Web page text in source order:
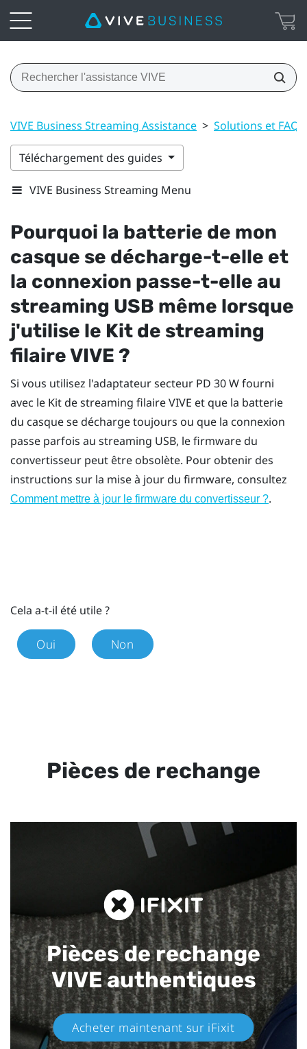
VIVE Business Streaming Assistance > Solutions et FAQ
Téléchargement des guides
VIVE Business Streaming Menu
Pourquoi la batterie de mon
casque se décharge-t-elle et
la connexion passe-t-elle au
streaming USB même lorsque
j'utilise le Kit de streaming
filaire VIVE ?
Si vous utilisez l'adaptateur secteur PD 30 W fourni
avec le Kit de streaming filaire VIVE et que la batterie
du casque se décharge toujours ou que la connexion
passe parfois au streaming USB, le firmware du
convertisseur peut être obsolète. Pour obtenir des
instructions sur la mise à jour du firmware, consultez
Comment mettre à jour le firmware du convertisseur ?.
Cela a-t-il été utile ?
Oui Non
Pièces de rechange
Pièces de rechange
VIVE authentiques​
Acheter maintenant sur iFixit​